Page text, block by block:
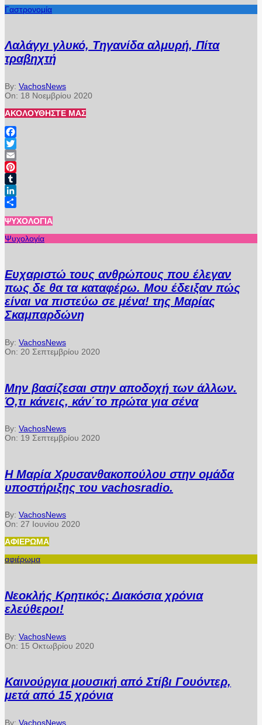
Γαστρονομία
Λαλάγγι γλυκό, Τηγανίδα αλμυρή, Πίτα
τραβηχτή
By: VachosNews
On: 18 Νοεμβρίου 2020
ΑΚΟΛΟΥΘΉΣΤΕ ΜΑΣ
Facebook
Twitter
Email
Pinterest
Tumblr
LinkedIn
ΨΥΧΟΛΟΓΊΑ
Ψυχολογία
Ευχαριστώ τους ανθρώπους που έλεγαν
πως δε θα τα καταφέρω. Μου έδειξαν πώς
είναι να πιστεύω σε μένα! της Μαρίας
Σκαμπαρδώνη
By: VachosNews
On: 20 Σεπτεμβρίου 2020
Μην βασίζεσαι στην αποδοχή των άλλων.
Ό,τι κάνεις, κάν΄το πρώτα για σένα
By: VachosNews
On: 19 Σεπτεμβρίου 2020
Η Μαρία Χρυσανθακοπούλου στην ομάδα
υποστήριξης του vachosradio.
By: VachosNews
On: 27 Ιουνίου 2020
ΑΦΙΈΡΩΜΑ
αφιέρωμα
Νεοκλής Κρητικός: Διακόσια χρόνια
ελεύθεροι!
By: VachosNews
On: 15 Οκτωβρίου 2020
Καινούργια μουσική από Στίβι Γουόντερ,
μετά από 15 χρόνια
By: VachosNews